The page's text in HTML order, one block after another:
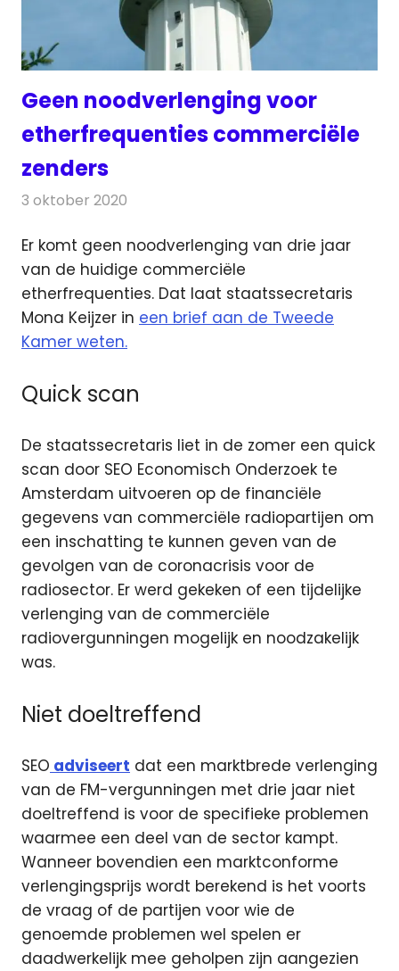
Geen noodverlenging voor
etherfrequenties commerciële
zenders
3 oktober 2020
Er komt geen noodverlenging van drie jaar
van de huidige commerciële
etherfrequenties. Dat laat staatssecretaris
Mona Keijzer in een brief aan de Tweede
Kamer weten.
Quick scan
De staatssecretaris liet in de zomer een quick
scan door SEO Economisch Onderzoek te
Amsterdam uitvoeren op de financiële
gegevens van commerciële radiopartijen om
een inschatting te kunnen geven van de
gevolgen van de coronacrisis voor de
radiosector. Er werd gekeken of een tijdelijke
verlenging van de commerciële
radiovergunningen mogelijk en noodzakelijk
was.
Niet doeltreffend
SEO adviseert dat een marktbrede verlenging
van de FM-vergunningen met drie jaar niet
doeltreffend is voor de specifieke problemen
waarmee een deel van de sector kampt.
Wanneer bovendien een marktconforme
verlengingsprijs wordt berekend is het voorts
de vraag of de partijen voor wie de
genoemde problemen wel spelen er
daadwerkelijk mee geholpen zijn aangezien